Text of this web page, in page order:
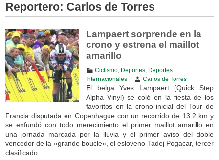
Reportero: Carlos de Torres
Lampaert sorprende en la
crono y estrena el maillot
amarillo
Ciclismo, Deportes,
Deportes
Internacionales
Carlos de Torres
El belga Yves Lampaert (Quick Step
Alpha Vinyl) se coló en la fiesta de los
favoritos en la crono inicial del Tour de
Francia disputada en Copenhague con un recorrido de 13.2 km y
se enfundó con todo merecimiento el primer maillot amarillo en
una jornada marcada por la lluvia y el primer aviso del doble
vencedor de la «grande boucle», el esloveno Tadej Pogacar, tercer
clasificado.